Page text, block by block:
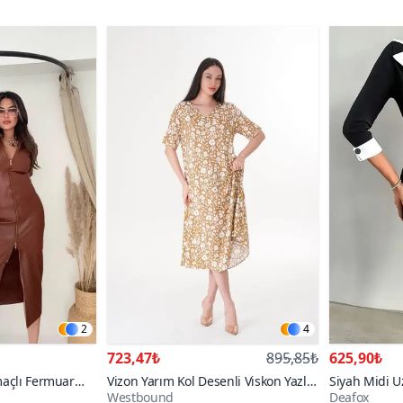
2
Fermuar
4
723,47₺ 895,85₺
Vizon Yarım Kol Desenli Viskon Yazlık
Plaj Ev Tatil Midi Elbise
Westbound
625,90₺
Siyah Midi
Kenar
Deafox